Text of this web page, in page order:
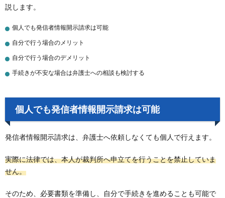
説します。
個人でも発信者情報開示請求は可能
自分で行う場合のメリット
自分で行う場合のデメリット
手続きが不安な場合は弁護士への相談も検討する
個人でも発信者情報開示請求は可能
発信者情報開示請求は、弁護士へ依頼しなくても個人で行えます。
実際に法律では、本人が裁判所へ申立てを行うことを禁止していま
せん。
そのため、必要書類を準備し、自分で手続きを進めることも可能で